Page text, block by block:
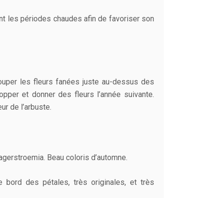
les périodes chaudes afin de favoriser son
les fleurs fanées juste au-dessus des
et donner des fleurs l’année suivante.
de l’arbuste.
Beau coloris d’automne.
bord des pétales, très originales, et très